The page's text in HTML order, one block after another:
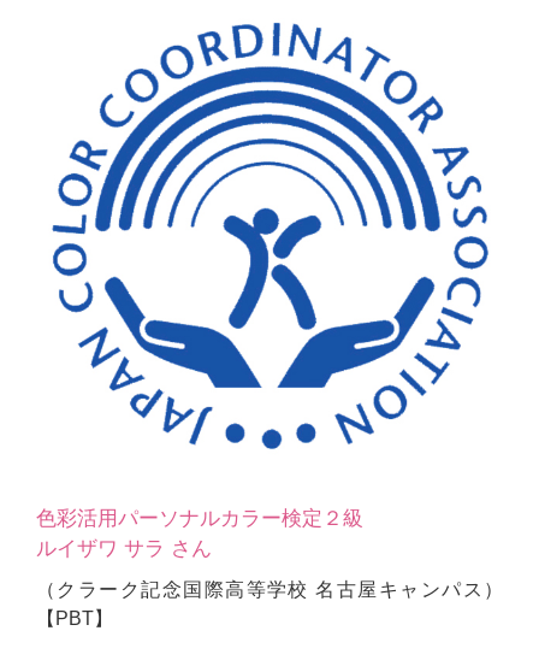
色彩活用パーソナルカラー検定２級
ルイザワ サラ さん
（クラーク記念国際高等学校 名古屋キャンパス）
【PBT】